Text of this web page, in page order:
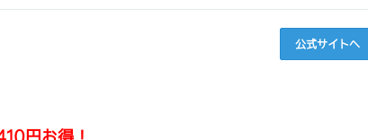
公式サイトへ
円お得！